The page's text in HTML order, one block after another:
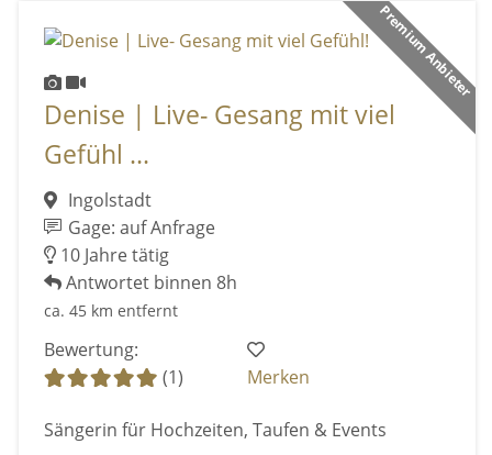
Premium Anbieter
Denise | Live- Gesang mit viel
Gefühl ...
Ingolstadt
Gage: auf Anfrage
10 Jahre tätig
Antwortet binnen 8h
ca. 45 km entfernt
Bewertung:
(1)
Merken
Sängerin für Hochzeiten, Taufen & Events